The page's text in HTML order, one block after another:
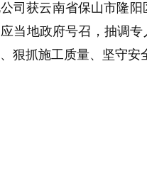
司获云南省保山市隆阳
当地政府号召，抽调
狠抓施工质量、坚守安